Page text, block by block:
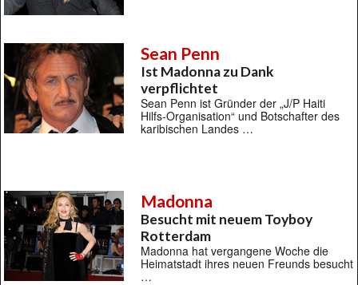
Sean Penn
Ist Madonna zu Dank
verpflichtet
Sean Penn ist Gründer der „J/P Haiti
Hilfs-Organisation“ und Botschafter des
karibischen Landes …
Madonna
Besucht mit neuem Toyboy
Rotterdam
Madonna hat vergangene Woche die
Heimatstadt ihres neuen Freunds besucht
…